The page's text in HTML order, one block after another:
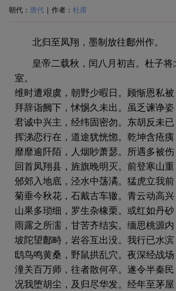
朝代： 唐代 | 作者： 杜甫
北归至凤翔，墨制放往鄜州作。
皇帝二载秋，闰八月初吉。杜子
室。
维时遭艰虞，朝野少暇日。顾惭恩私被
拜辞诣阙下，怵惕久未出。虽乏谏诤姿
君诚中兴主，经纬固密勿。东胡反未已
挥涕恋行在，道途犹恍惚。乾坤含疮痍
靡靡逾阡陌，人烟眇萧瑟。所遇多被伤
回首凤翔县，旌旗晚明灭。前登寒山重
邠郊入地底，泾水中荡潏。猛虎立我前
菊垂今秋花，石戴古车辙。青云动高兴
山果多琐细，罗生杂橡栗。或红如丹砂
雨露之所濡，甘苦齐结实。缅思桃源内
坡陀望鄜畤，岩谷互出没。我行已水滨
鸱鸟鸣黄桑，野鼠拱乱穴。夜深经战场
潼关百万师，往者散何卒。遂令半秦民
况我堕胡尘，及归尽华发。经年至茅屋